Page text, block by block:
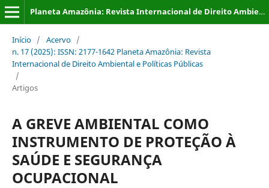
Planeta Amazônia: Revista Internacional de Direito Ambiental e Políticas Públicas
Início / Acervo /
n. 17 (2025): ISSN: 2177-1642 Planeta Amazônia: Revista
Internacional de Direito Ambiental e Políticas Públicas
/
Artigos
A GREVE AMBIENTAL COMO
INSTRUMENTO DE PROTEÇÃO À
SAÚDE E SEGURANÇA
OCUPACIONAL